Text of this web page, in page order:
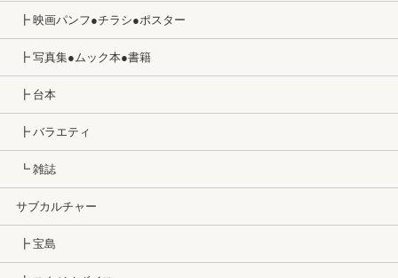
┣ 映画パンフ●チラシ●ポスター
┣ 写真集●ムック本●書籍
┣ 台本
┣ バラエティ
┗ 雑誌
サブカルチャー
┣ 宝島